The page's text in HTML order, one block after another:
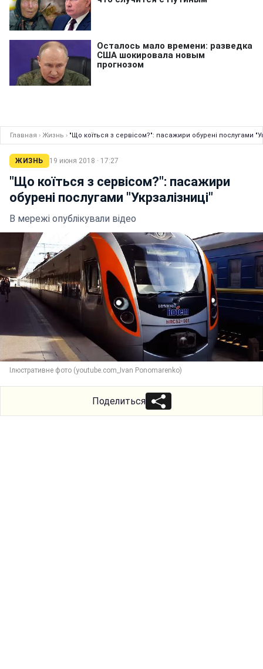
Главная › Жизнь › "Що коїться з сервісом?": пасажири обурені послугами
ЖИЗНЬ 19 июня 2018 · 17:27
"Що коїться з сервісом?": пасажири
обурені послугами "Укрзалізниці"
В мережі опублікували відео
Ілюстративне фото (youtube.com_Ivan Ponomarenko)
Поделиться